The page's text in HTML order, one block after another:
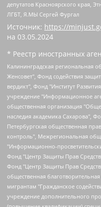
депутатов Красноярского края,
ЛГБТ, Я.МЫ Сергей Фургал
Источник: https://
на 03.05.2024
* Реестр иностранных
Калининградская региональная общественная организация "Экозащита!-Женсовет", Фонд содействия защите прав и свобод граждан "Общественный вердикт", Фонд "Институт Развития Свободы Информации", Частное учреждение "Информационное агентство МЕМО. РУ", Региональная общественная организация "Общественная комиссия по сохранению наследия академика Сахарова", Фонд поддержки свободы прессы, Санкт-Петербургская общественная правозащитная организация "Гражданский контроль", Межрегиональная общественная организация "Информационно-просветительский центр "Мемориал", Региональный Фонд "Центр Защиты Прав Средств Массовой Информации", с 05.12.2023 Фонд "Центр Защиты Прав Средств массовой информации", Региональная общественная благотворительная организация помощи беженцам и мигрантам "Гражданское содействие", Негосударственное образовательное учреждение дополнительного профессионального образования (повышение квалификации) специалистов "АКАДЕМИЯ ПО ПРАВАМ ЧЕЛОВЕКА", Свердловская региональная общественная организация "Сутяжник", Автономная некоммерческая организация "Центр независимых социологических исследований", Союз общественных объединений "Российский исследовательский центр по правам человека", Региональное общественное учреждение научно-информационный центр "МЕМОРИАЛ", Некоммерческая организация "Фонд защиты гласности", Автономная некоммерческая организация "Институт прав человека", Городская общественная организация "Екатеринбургское общество "МЕМОРИАЛ", Городская общественная организация "Рязанское историко-просветительское и правозащитное общество "Мемориал" (Рязанский Мемориал), Челябинский региональный орган общественной самодеятельности – женское общественное объединение "Женщины Евразии", Челябинский региональный орган общественной самодеятельности "Уральская правозащитная группа", Фонд содействия защите здоровья и социальной справедливости имени Андрея Рылькова, Автономная Некоммерческая Организация "Аналитический Центр Юрия Левады", Автономная некоммерческая организация социальной поддержки населения "Проект Апрель", Региональная общественная организация помощи женщинам и детям, находящимся в кризисной ситуации "Информационно-методический центр "Анна", Фонд содействия развитию массовых коммуникаций и правовому просвещению "Так-так-Так", Фонд содействия устойчивому развитию "Серебряная тайга", Свердловский региональный общественный фонд социальных проектов "Новое время", "Idel.Реалии", Кавказ.Реалии, Крым.Реалии, Телеканал Настоящее Время, Татаро-башкирская служба Радио Свобода (Azatliq Radiosi), Радио Свободная Европа/Радио Свобода (PCE/PC), "Сибирь.Реалии", "Фактограф", Благотворительный фонд помощи осужденным и их семьям, Автономная некоммерческая организация "Институт глобализации и социальных движений", Фонд "В защиту прав заключенных", Частное учреждение "Центр поддержки и содействия развитию средств массовой информации", Пензенский региональный общественный благотворительный фонд "Гражданский союз", "Север.Реалии", Некоммерческая организация Фонд "Правовая инициатива", Общество с ограниченной ответственностью "Радио Свободная Европа/Радио Свобода", Чешское информационное агентство "MEDIUM-ORIENT", Красноярская региональная общественная организация "Мы против СПИДа", Камалягин Денис Николаевич, Маркелов Сергей Евгеньевич, Пономарев Лев Александрович, Савицкая Людмила Алексеевна, Автономная некоммерческая организация "Центр по работе с проблемой насилия "НАСИЛИЮ.НЕТ", Межрегиональный профессиональный союз работников здравоохранения "Альянс врачей", Юридическое лицо, зарегистрированное в Латвийской Республике, SIA "Medusa Project" (регистрационный номер 40103797863, дата регистрации 10.06.2014), Некоммерческая организация "Фонд по борьбе с коррупцией", Автономная некоммерческая организация "Институт права и публичной политики", Баданин Роман Сергеевич, Гликин Максим Александрович, Железнова Мария Михайловна, Лукьянова Юлия Сергеевна, Маетная Елизавета Витальевна, Маняхин Петр Борисович, Чуракова Ольга Владимировна, Ярош Юлия Петровна, Юридическое лицо "The Insider SIA", зарегистрированное в Риге, Латвийская Республика (дата регистрации 26.06.2015), являющееся администратором доменного имени интернет-издания "The Insider SIA", https://theins.ru, Постернак Алексей Евгеньевич, Рубин Михаил Аркадьевич, Анин Роман Александрович, Юридическое лицо Istories fonds, зарегистрированное в Латвийской Республике (регистрационный номер 50008295751, дата регистрации 24.02.2020), Великовский Дмитрий Александрович, Долинина Ирина Николаевна, Мароховская Алеся Алексеевна, Шлейнов